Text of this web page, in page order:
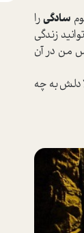
سادگیرا
زندگی
من در آن
دلش به چه‌